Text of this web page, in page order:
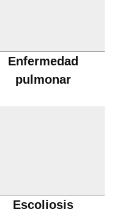
Enfermedad
pulmonar
Escoliosis